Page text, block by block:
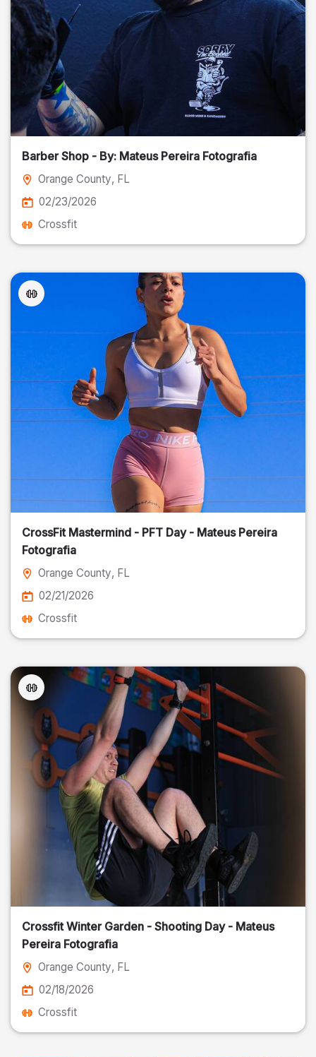
Barber Shop - By: Mateus Pereira Fotografia
Orange County, FL
02/23/2026
Crossfit
CrossFit Mastermind - PFT Day - Mateus Pereira
Fotografia
Orange County, FL
02/21/2026
Crossfit
Crossfit Winter Garden - Shooting Day - Mateus
Pereira Fotografia
Orange County, FL
02/18/2026
Crossfit